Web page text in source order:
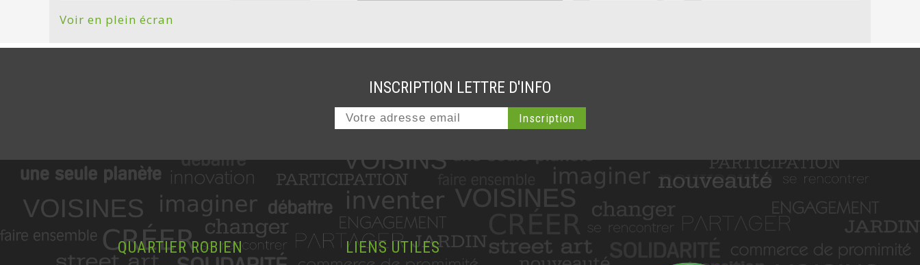
Voir en plein écran
INSCRIPTION LETTRE D'INFO
QUARTIER ROBIEN LIENS UTILES